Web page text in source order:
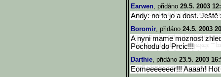
Earwen, přidáno 29.5. 2003
Andy: no to jo a dost.
Boromir, přidáno 24.5. 2003
A nyni mame moznost
Pochodu do Prcic!!!
Darthie, přidáno 23.5. 2003
Eomeeeeeeer!!! Aaaah!